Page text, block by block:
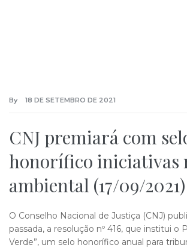
By 18 DE SETEMBRO DE 2021
CNJ premiará com
honorífico iniciativas
ambiental (17/09/2021)
O Conselho Nacional de Justiça (CNJ)
passada, a resolução nº 416, que institui o
Verde”, um selo honorífico anual para